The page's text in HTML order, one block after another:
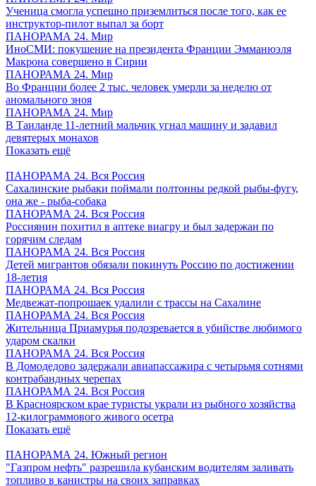
Ученица смогла успешно приземлиться после того, как ее
инструктор-пилот выпал за борт
ПАНОРАМА 24. Мир
ИноСМИ: покушение на президента Франции Эмманюэля
Макрона совершено в Сирии
ПАНОРАМА 24. Мир
Во Франции более 2 тыс. человек умерли за неделю от
аномального зноя
ПАНОРАМА 24. Мир
В Таиланде 11-летний мальчик угнал машину и задавил
девятерых монахов
Показать ещё
ПАНОРАМА 24. Вся Россия
Сахалинские рыбаки поймали полтонны редкой рыбы-фугу,
она же - рыба-собака
ПАНОРАМА 24. Вся Россия
Россиянин похитил в аптеке виагру и был задержан по
горячим следам
ПАНОРАМА 24. Вся Россия
Детей мигрантов обязали покинуть Россию по достижении
18-летия
ПАНОРАМА 24. Вся Россия
Медвежат-попрошаек удалили с трассы на Сахалине
ПАНОРАМА 24. Вся Россия
Жительница Приамурья подозревается в убийстве любимого
ударом скалки
ПАНОРАМА 24. Вся Россия
В Домодедово задержали авиапассажира с четырьмя сотнями
контрабандных черепах
ПАНОРАМА 24. Вся Россия
В Красноярском крае туристы украли из рыбного хозяйства
12-килограммового живого осетра
Показать ещё
ПАНОРАМА 24. Южный регион
"Газпром нефть" разрешила кубанским водителям заливать
топливо в канистры на своих заправках